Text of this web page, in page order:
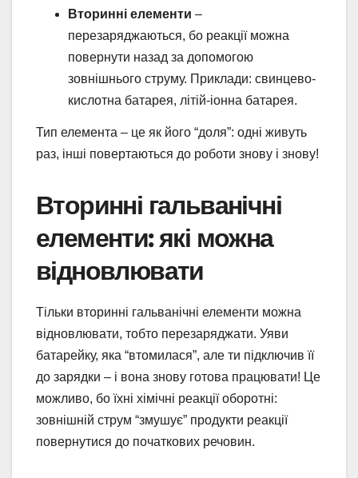
Вторинні елементи –
перезаряджаються, бо реакції можна
повернути назад за допомогою
зовнішнього струму. Приклади: свинцево-
кислотна батарея, літій-іонна батарея.
Тип елемента – це як його “доля”: одні живуть
раз, інші повертаються до роботи знову і знову!
Вторинні гальванічні
елементи: які можна
відновлювати
Тільки вторинні гальванічні елементи можна
відновлювати, тобто перезаряджати. Уяви
батарейку, яка “втомилася”, але ти підключив її
до зарядки – і вона знову готова працювати! Це
можливо, бо їхні хімічні реакції оборотні:
зовнішній струм “змушує” продукти реакції
повернутися до початкових речовин.